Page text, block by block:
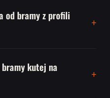
od bramy z profili
bramy kutej na